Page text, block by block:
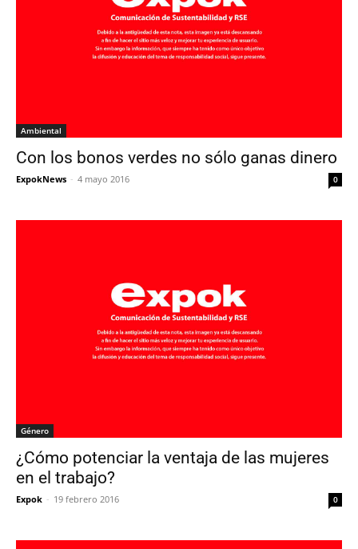
Ambiental
Con los bonos verdes no sólo ganas dinero
ExpokNews - 4 mayo 2016 0
Género
¿Cómo potenciar la ventaja de las mujeres
en el trabajo?
Expok - 19 febrero 2016 0